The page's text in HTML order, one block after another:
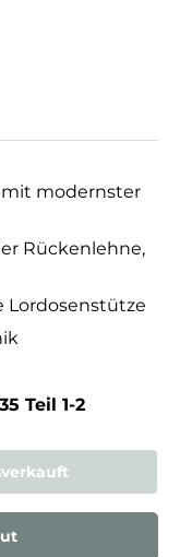
modernster
Rückenlehne,
Lordosenstütze
Teil 1-2